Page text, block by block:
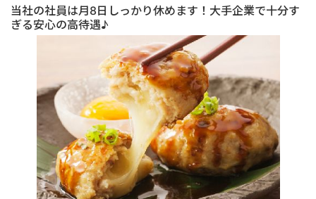
当社の社員は月8日しっかり休めます！大手企業で十分す
ぎる安心の高待遇♪